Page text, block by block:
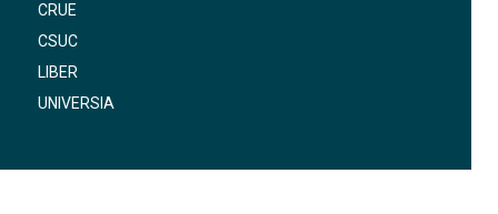
CRUE
CSUC
LIBER
UNIVERSIA